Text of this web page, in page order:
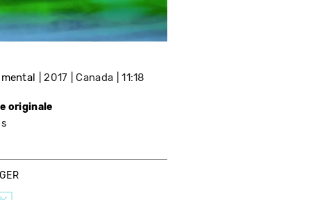
2017 Canada 11:18
originale